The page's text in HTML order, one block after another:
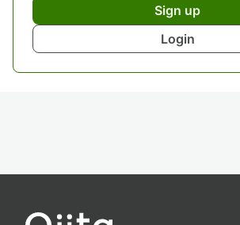
Sign up
Login